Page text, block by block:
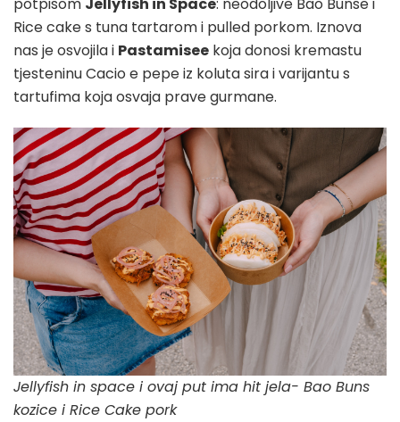
Rice cake s tuna tartarom i pulled porkom. Iznova
nas je osvojila i Pastamisee koja donosi kremastu
tjesteninu Cacio e pepe iz koluta sira i varijantu s
tartufima koja osvaja prave gurmane.
Jellyfish in space i ovaj put ima hit jela- Bao Buns
kozice i Rice Cake pork